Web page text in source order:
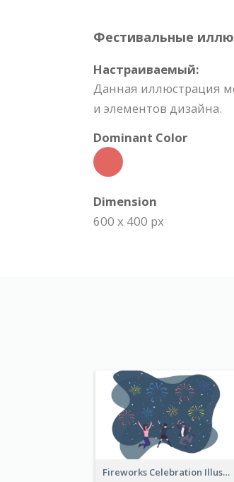
Фестивальные
Настраиваемый:
Данная иллюстрация
и элементов дизайна.
Dominant Color
Dimension
600 x 400 px
Fireworks Celebration Illustration